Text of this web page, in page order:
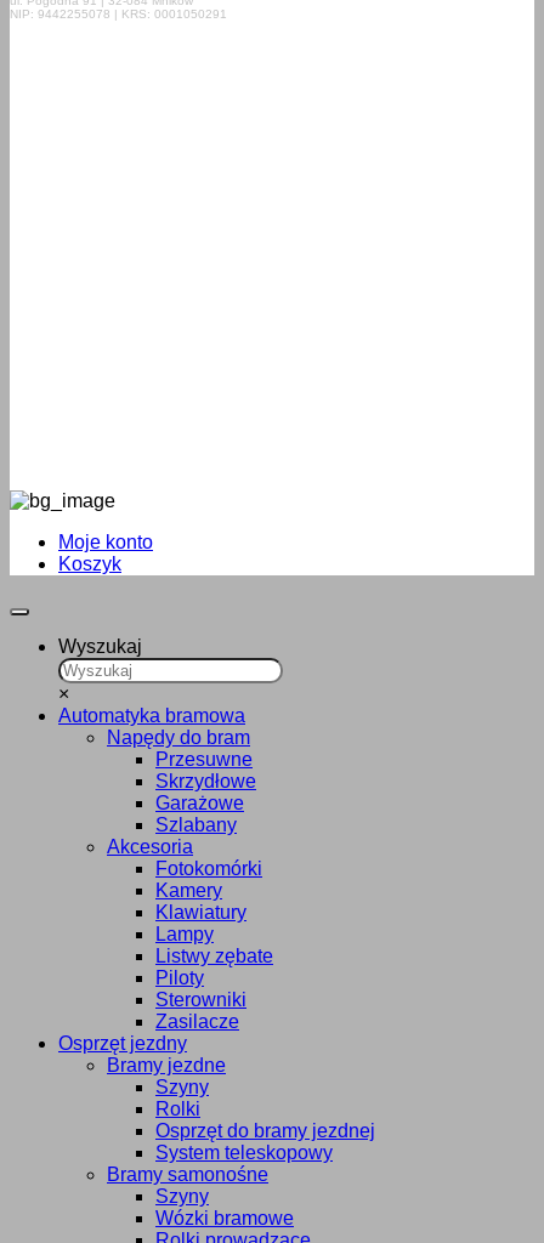
NIP: 9442255078 | KRS: 0001050291
Moje konto
Koszyk
Wyszukaj
×
Automatyka bramowa
Napędy do bram
Przesuwne
Skrzydłowe
Garażowe
Szlabany
Akcesoria
Fotokomórki
Kamery
Klawiatury
Lampy
Listwy zębate
Piloty
Sterowniki
Zasilacze
Osprzęt jezdny
Bramy jezdne
Szyny
Rolki
Osprzęt do bramy jezdnej
System teleskopowy
Bramy samonośne
Szyny
Wózki bramowe